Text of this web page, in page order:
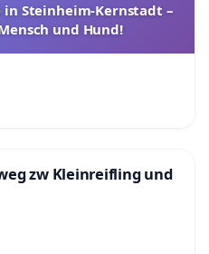
Steinheim-Kernstadt –
und Hund!
zw Kleinreifling und